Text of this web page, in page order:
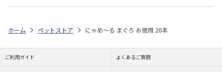
ホーム ペットストア にゃめ～る まぐろ お徳用 20本
ご利用ガイド よくあるご質問